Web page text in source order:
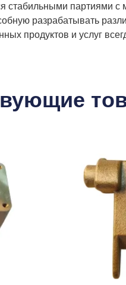
партиями с
разрабатывать
продуктов и услуг